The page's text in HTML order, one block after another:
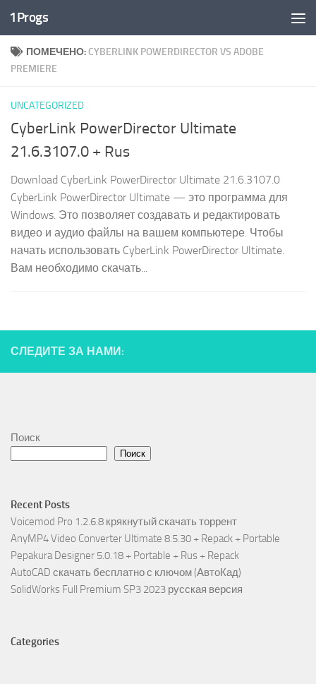
Перейти к содержимому
1Progs
ПОМЕЧЕНО: CYBERLINK POWERDIRECTOR VS ADOBE
PREMIERE
UNCATEGORIZED
CyberLink PowerDirector Ultimate
21.6.3107.0 + Rus
Download CyberLink PowerDirector Ultimate 21.6.3107.0
CyberLink PowerDirector Ultimate — это программа для
Windows. Это позволяет создавать и редактировать
видео и аудио файлы на вашем компьютере. Чтобы
начать использовать CyberLink PowerDirector Ultimate.
Вам необходимо скачать...
СЛЕДИТЕ ЗА НАМИ:
Поиск
Поиск
Recent Posts
Voicemod Pro 1.2.6.8 крякнутый скачать торрент
AnyMP4 Video Converter Ultimate 8.5.30 + Repack + Portable
Pepakura Designer 5.0.18 + Portable + Rus + Repack
AutoCAD скачать бесплатно с ключом (АвтоКад)
SolidWorks Full Premium SP3 2023 русская версия
Categories